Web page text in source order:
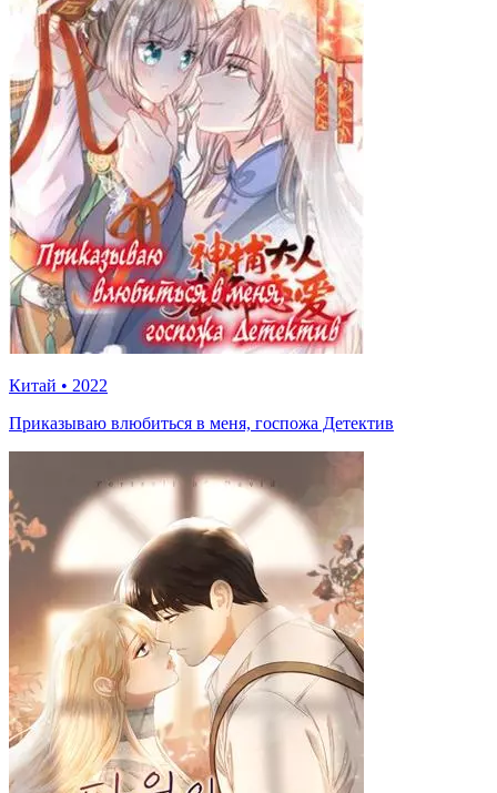
Китай • 2022
Приказываю влюбиться в меня, госпожа Детектив